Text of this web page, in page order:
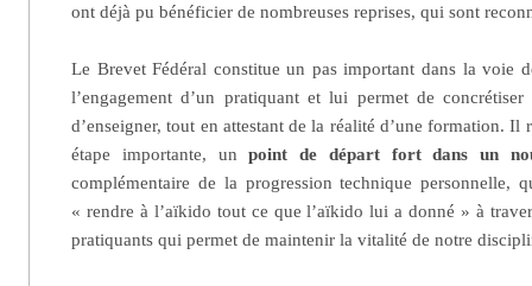
ont déjà pu bénéficier de nombreuses reprises, qui sont
Le Brevet Fédéral constitue un pas important dans la voie
l’engagement d’un pratiquant et lui permet de
d’enseigner, tout en attestant de la réalité d’une formation. Il
étape importante, unpoint de départ fort dans un
complémentaire de la progression technique personnelle,
« rendre à l’aïkido tout ce que l’aïkido lui a donné » à
pratiquants qui permet de maintenir la vitalité de notre